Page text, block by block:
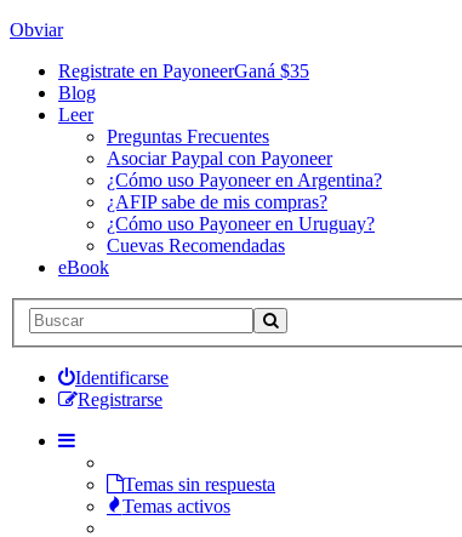
Obviar
Registrate en PayoneerGaná $35
Blog
Leer
Preguntas Frecuentes
Asociar Paypal con Payoneer
¿Cómo uso Payoneer en Argentina?
¿AFIP sabe de mis compras?
¿Cómo uso Payoneer en Uruguay?
Cuevas Recomendadas
eBook
Identificarse
Registrarse
Temas sin respuesta
Temas activos